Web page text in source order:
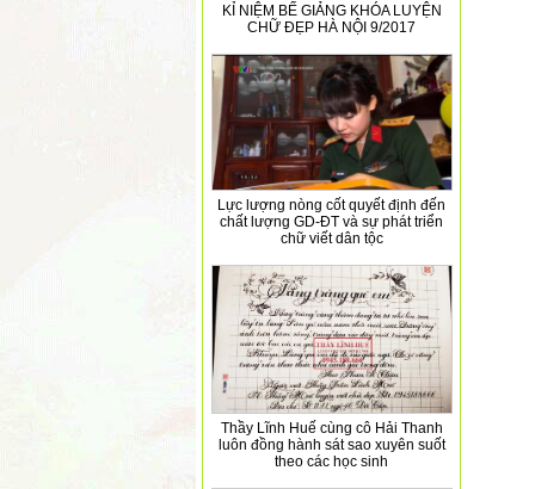
KỈ NIỆM BẾ GIẢNG KHÓA LUYỆN
CHỮ ĐẸP HÀ NỘI 9/2017
Lực lượng nòng cốt quyết định đến
chất lượng GD-ĐT và sự phát triển
chữ viết dân tộc
Thầy Lĩnh Huế cùng cô Hải Thanh
luôn đồng hành sát sao xuyên suốt
theo các học sinh